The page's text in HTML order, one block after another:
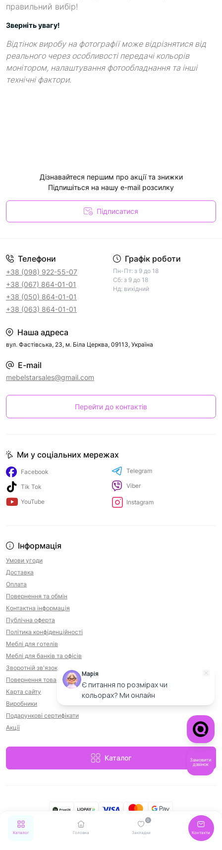
Каталог Головна Закладки
0
Контакти
правильний вибір!
Зверніть увагу!
Відтінок виробу на фотографії може відрізнятися від
реального через особливості передачі кольорів
монітором, налаштування фотообладнання та інші
технічні фактори.
Дізнавайтеся першим про акції та знижки
Підпишіться на нашу e-mail розсилку
Підписатися
Телефони
+38 (098) 922-55-07
+38 (067) 864-01-01
+38 (050) 864-01-01
+38 (063) 864-01-01
Графік роботи
Пн-Пт: з 9 до 18
Сб: з 9 до 18
Нд: вихідний
Наша адреса
вул. Фастівська, 23, м. Біла Церква, 09113, Україна
E-mail
mebelstarsales@gmail.com
Перейти до контактів
Інформація
Умови угоди
Доставка
Оплата
Повернення та обмін
Контактна інформація
Публічна оферта
Політика конфіденційності
Меблі для готелів
Меблі для банків та офісів
Зворотній зв'язок
Повернення товару
Карта сайту
Виробники
Подарункові сертифікати
Акції
Каталог
Ми у соціальних мережах
Facebook
Tik Tok
YouTube
Telegram
Viber
Instagram
MebelStar © 2026
Замовити
дзвінок
Марія
Є питання по розмірах чи
кольорах? Ми онлайн